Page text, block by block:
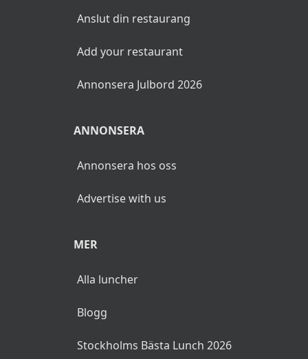
Anslut din restaurang
Add your restaurant
Annonsera Julbord 2026
ANNONSERA
Annonsera hos oss
Advertise with us
MER
Alla luncher
Blogg
Stockholms Bästa Lunch 2026